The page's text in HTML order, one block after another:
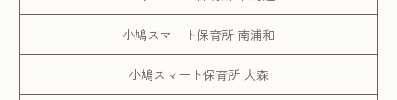
小鳩スマート保育所 南浦和
小鳩スマート保育所 大森